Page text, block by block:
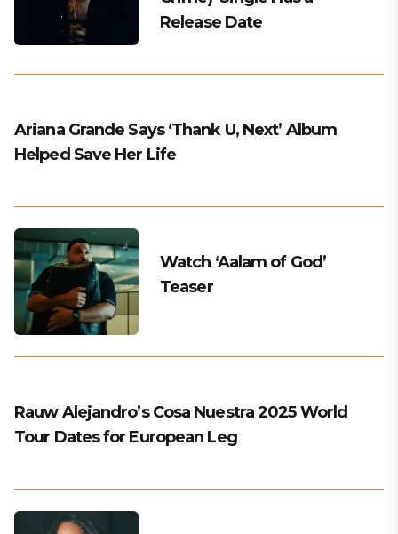
Release Date
Ariana Grande Says ‘Thank U, Next’ Album
Helped Save Her Life
Watch ‘Aalam of God’
Teaser
Rauw Alejandro’s Cosa Nuestra 2025 World
Tour Dates for European Leg